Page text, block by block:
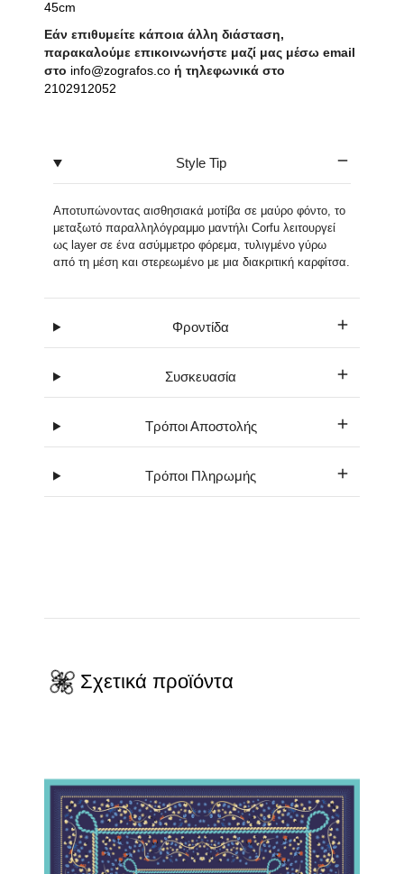
45cm
Εάν επιθυμείτε κάποια άλλη διάσταση,
παρακαλούμε επικοινωνήστε μαζί μας μέσω email
στο info@zografos.co ή τηλεφωνικά στο
2102912052
Style Tip
Αποτυπώνοντας αισθησιακά μοτίβα σε μαύρο φόντο, το
μεταξωτό παραλληλόγραμμο μαντήλι Corfu λειτουργεί
ως layer σε ένα ασύμμετρο φόρεμα, τυλιγμένο γύρω
από τη μέση και στερεωμένο με μια διακριτική καρφίτσα.
Φροντίδα
Συσκευασία
Τρόποι Αποστολής
Τρόποι Πληρωμής
Σχετικά προϊόντα